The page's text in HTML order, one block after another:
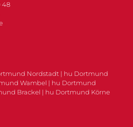
48
Nordstadt | hu Dortmund
Wambel | hu Dortmund
Brackel | hu Dortmund Körne